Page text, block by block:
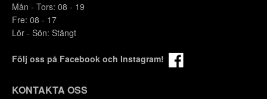
Mån - Tors: 08 - 19
Fre: 08 - 17
Lör - Sön: Stängt
Följ oss på Facebook och Instagram!
KONTAKTA OSS